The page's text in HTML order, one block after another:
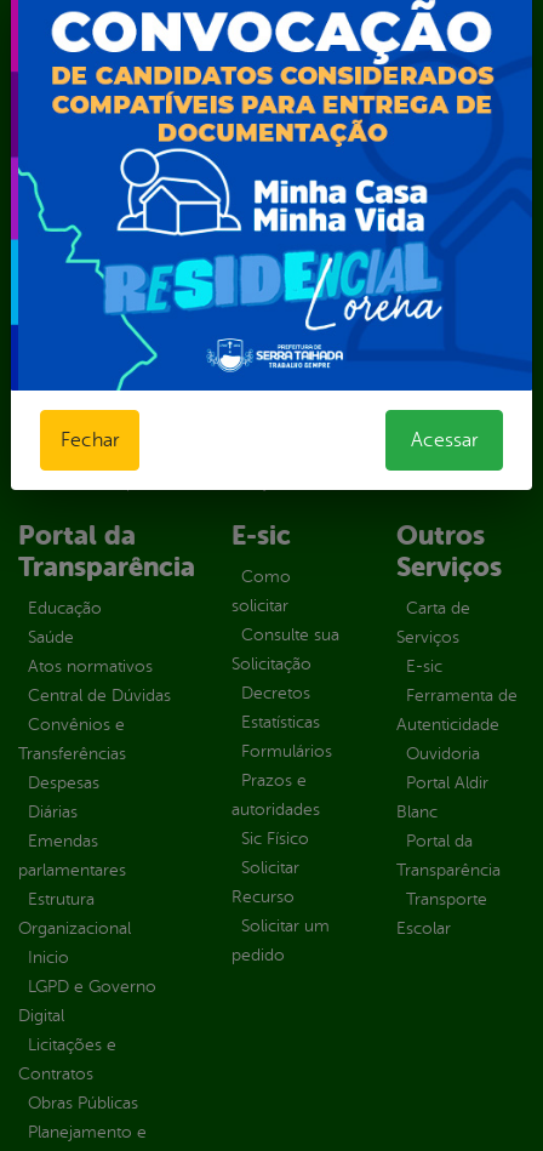
Secretaria de Iluminação Pública e Energia Elétrica
Secretaria Municipal da Mulher – SEMU
Secretaria Municipal de Administração – SAD
Secretaria Municipal de Agricultura e Recursos Hídricos –
SEMARH / Secretaria de Agricultura Familiar – SEMAF
Secretaria Municipal de Educação – SEST
Secretaria Municipal de Esporte e Lazer – SEMEL
Secretaria Municipal de Finanças – SECFIN
Secretaria Municipal de Governo – SEGOV
Secretaria Municipal de Meio Ambiente – SEMA
Secretaria Municipal de Planejamento e Gestão – SEPLAG
Secretaria Municipal de Relações Institucionais – SEMRI
Secretaria Municipal de Saúde – SMS
Secretaria Municipal de Serviços Públicos – SEMUSP
Portal da
Transparência
Educação
Saúde
Atos normativos
Central de Dúvidas
Convênios e
Transferências
Despesas
Diárias
Emendas
parlamentares
Estrutura
Organizacional
Inicio
LGPD e Governo
Digital
Licitações e
Contratos
Obras Públicas
Planejamento e
E-sic
Como
solicitar
Consulte sua
Solicitação
Decretos
Estatísticas
Formulários
Prazos e
autoridades
Sic Físico
Solicitar
Recurso
Solicitar um
pedido
Outros
Serviços
Carta de
Serviços
E-sic
Ferramenta de
Autenticidade
Ouvidoria
Portal Aldir
Blanc
Portal da
Transparência
Transporte
Escolar
Fechar Acessar